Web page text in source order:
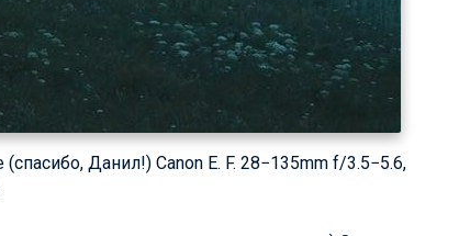
Данил!) Canon E. F. 28−135mm f/3.5−5.6,